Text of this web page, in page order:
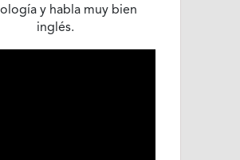
y habla muy bien
inglés.